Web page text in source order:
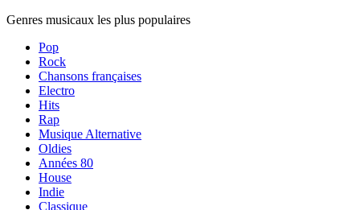
Genres musicaux les plus populaires
Pop
Rock
Chansons françaises
Electro
Hits
Rap
Musique Alternative
Oldies
Années 80
House
Indie
Classique